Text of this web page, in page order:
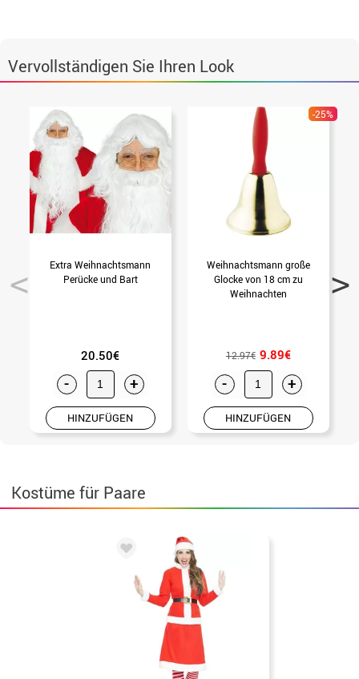
Vervollständigen Sie Ihren Look
Extra Weihnachtsmann
Perücke und Bart
20.50€
- +
HINZUFÜGEN
-25%
Weihnachtsmann große
Glocke von 18 cm zu
Weihnachten
12.97€ 9.89€
- +
HINZUFÜGEN
Kostüme für Paare